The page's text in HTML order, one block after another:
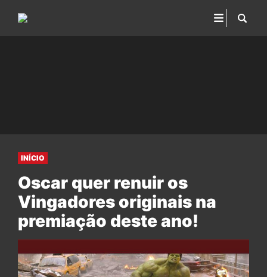
INÍCIO
Oscar quer renuir os
Vingadores originais na
premiação deste ano!